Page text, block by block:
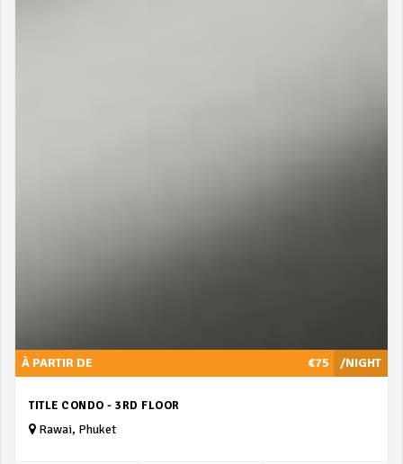
/NIGHT
À PARTIR DE €75
TITLE CONDO - 3RD FLOOR
Rawai, Phuket